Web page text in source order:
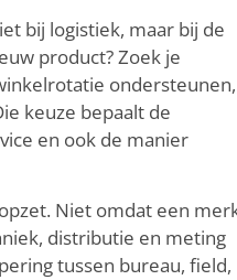
bij logistiek, maar bij de
product? Zoek je
ondersteunen,
keuze bepaalt de
en ook de manier
Niet omdat een
distributie en meting
tussen bureau, field,